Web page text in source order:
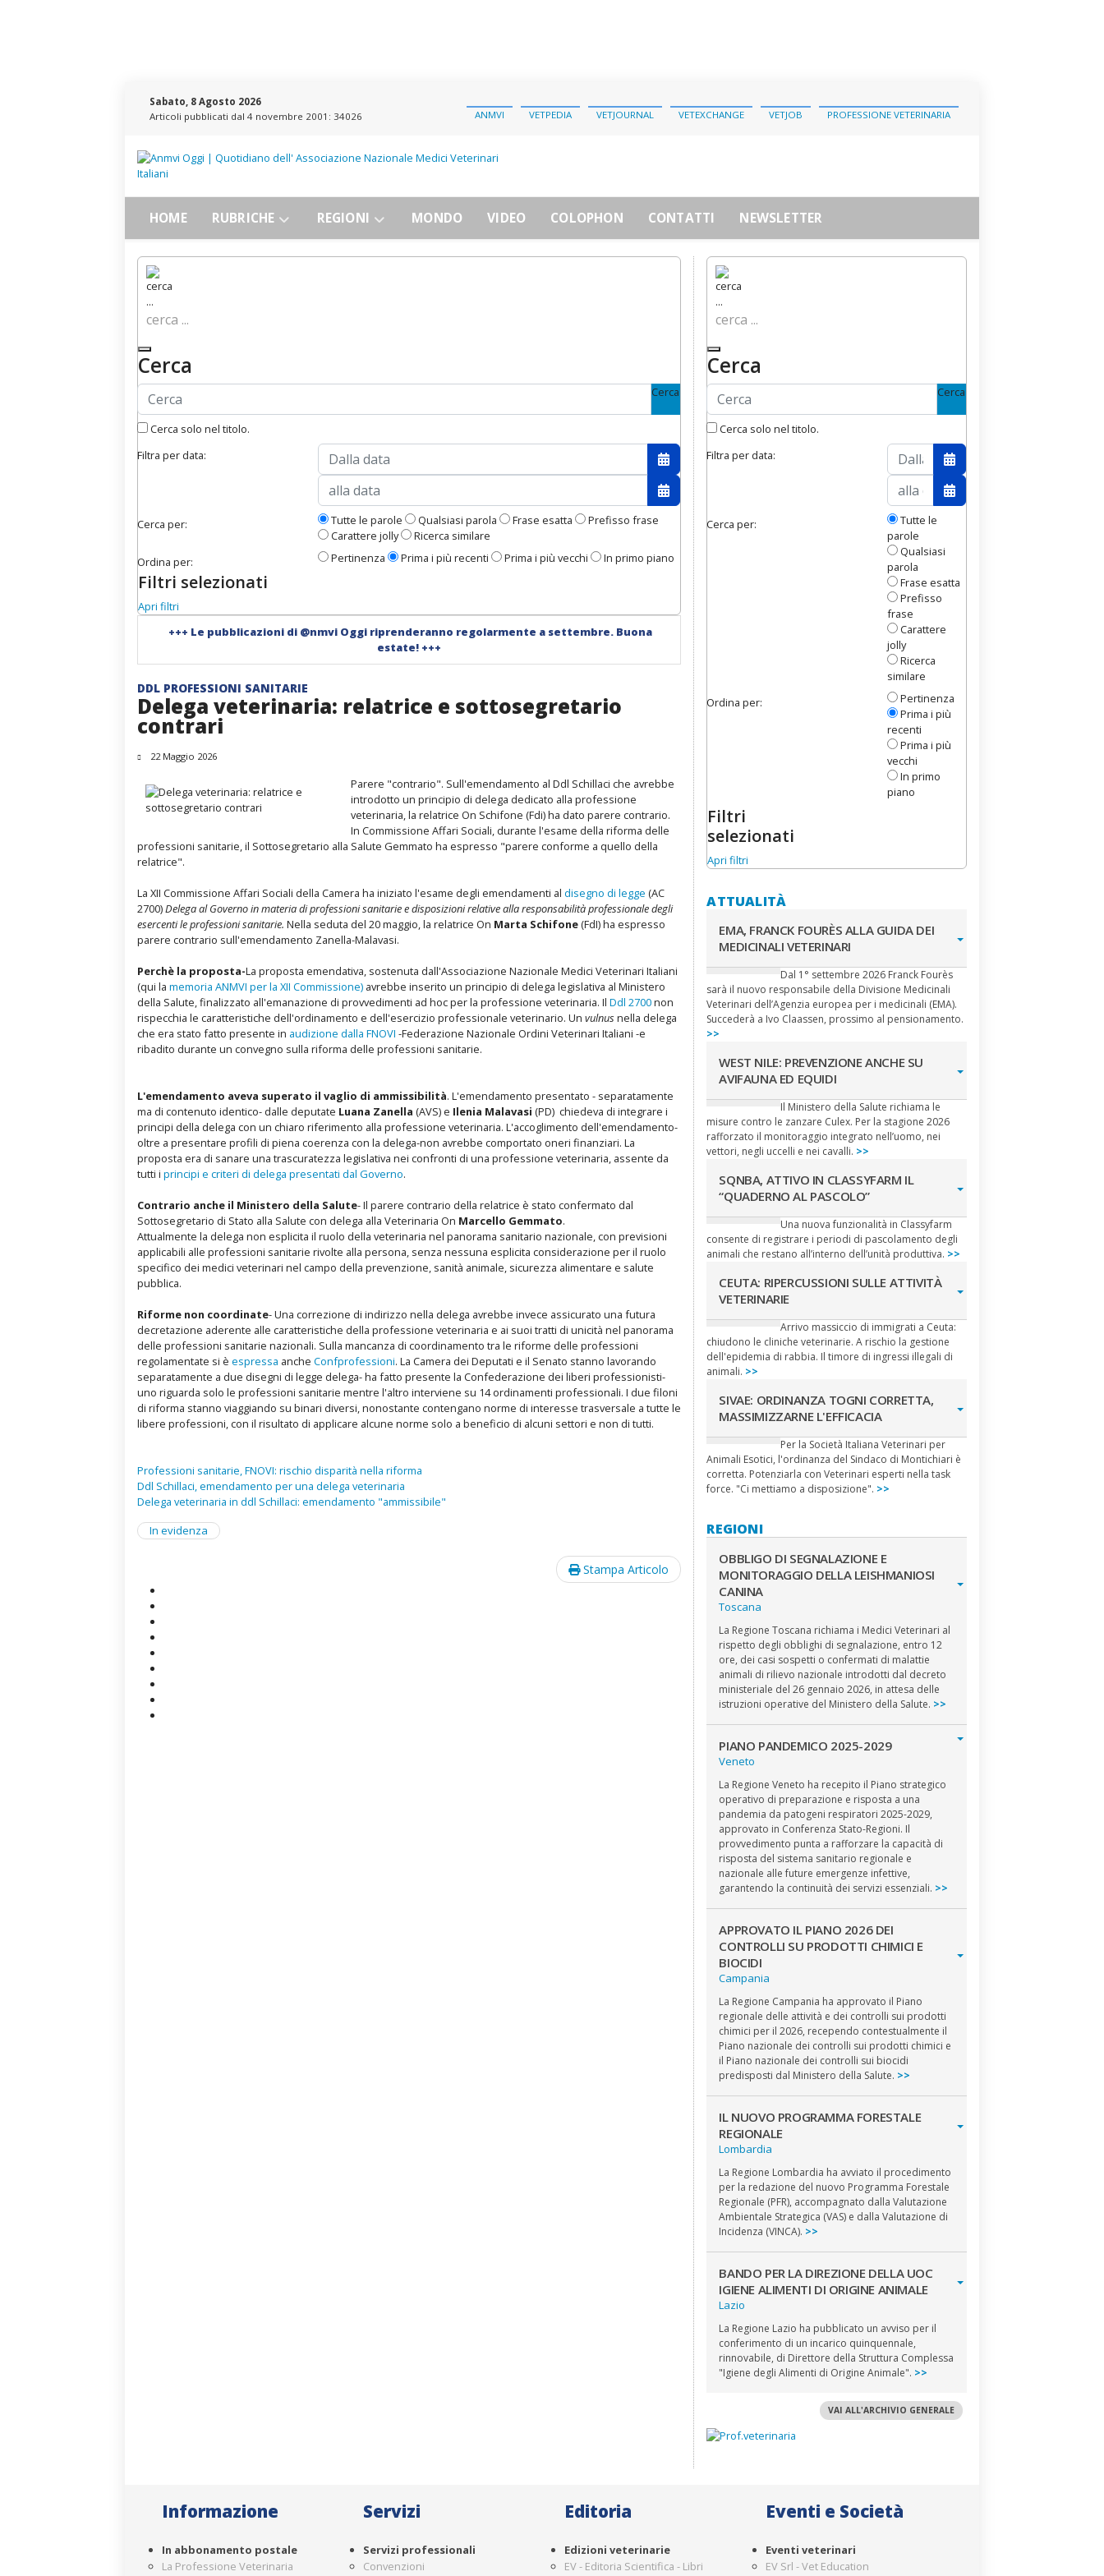
Sabato, 8 Agosto 2026
Articoli pubblicati dal 4 novembre 2001: 34026 PROFESSIONE VETERINARIA
VETJOB
VETEXCHANGE
VETJOURNAL
VETPEDIA
ANMVI
HOME RUBRICHE REGIONI MONDO VIDEO COLOPHON CONTATTI NEWSLETTER
cerca ...
Cerca
Cerca
Cerca solo nel titolo.
Filtra per data:
Apri il calendario
Apri il calendario
Cerca per: Tutte le parole Qualsiasi parola Frase esatta
Prefisso frase
Carattere jolly
Ricerca similare
Ordina per:
Pertinenza Prima i più recenti Prima i più vecchi In primo piano
Filtri selezionati
Apri filtri
+++ Le pubblicazioni di @nmvi Oggi riprenderanno regolarmente a settembre. Buona
estate! +++
DDL PROFESSIONI SANITARIE
Delega veterinaria: relatrice e sottosegretario
contrari
22 Maggio 2026
Parere "contrario". Sull'emendamento al Ddl Schillaci che avrebbe
introdotto un principio di delega dedicato alla professione
veterinaria, la relatrice On Schifone (Fdi) ha dato parere contrario.
In Commissione Affari Sociali, durante l'esame della riforma delle
professioni sanitarie, il Sottosegretario alla Salute Gemmato ha espresso "parere conforme a quello della
relatrice".
La XII Commissione Affari Sociali della Camera ha iniziato l'esame degli emendamenti al disegno di legge (AC
2700)Delega al Governo in materia di professioni sanitarie e disposizioni relative alla responsabilità professionale degli
esercenti le professioni sanitarie. Nella seduta del 20 maggio, la relatrice On Marta Schifone (FdI) ha espresso
parere contrario sull'emendamento Zanella-Malavasi.
Perchè la proposta-La proposta emendativa, sostenuta dall'Associazione Nazionale Medici Veterinari Italiani
(qui la memoria ANMVI per la XII Commissione) avrebbe inserito un principio di delega legislativa al Ministero
della Salute, finalizzato all'emanazione di provvedimenti ad hoc per la professione veterinaria. Il Ddl 2700non
rispecchia le caratteristiche dell'ordinamento e dell'esercizio professionale veterinario. Un vulnus nella delega
che era stato fatto presente in audizione dalla FNOVI -Federazione Nazionale Ordini Veterinari Italiani -e
ribadito durante un convegno sulla riforma delle professioni sanitarie.
L'emendamento aveva superato il vaglio di ammissibilità. L'emendamento presentato - separatamente
ma di contenuto identico- dalle deputate Luana Zanella (AVS) e Ilenia Malavasi (PD) chiedeva di integrare i
principi della delega con un chiaro riferimento alla professione veterinaria. L'accoglimento dell'emendamento-
oltre a presentare profili di piena coerenza con la delega-non avrebbe comportato oneri finanziari. La
proposta era di sanare una trascuratezza legislativa nei confronti di una professione veterinaria, assente da
tutti i principi e criteri di delega presentati dal Governo.
Contrario anche il Ministero della Salute- Il parere contrario della relatrice è stato confermato dal
Sottosegretario di Stato alla Salute con delega alla Veterinaria On Marcello Gemmato.
Attualmente la delega non esplicita il ruolo della veterinaria nel panorama sanitario nazionale, con previsioni
applicabili alle professioni sanitarie rivolte alla persona, senza nessuna esplicita considerazione per il ruolo
specifico dei medici veterinari nel campo della prevenzione, sanità animale, sicurezza alimentare e salute
pubblica.
Riforme non coordinate- Una correzione di indirizzo nella delega avrebbe invece assicurato una futura
decretazione aderente alle caratteristiche della professione veterinaria e ai suoi tratti di unicità nel panorama
delle professioni sanitarie nazionali. Sulla mancanza di coordinamento tra le riforme delle professioni
regolamentate si è espressa anche Confprofessioni. La Camera dei Deputati e il Senato stanno lavorando
separatamente a due disegni di legge delega- ha fatto presente la Confederazione dei liberi professionisti-
uno riguarda solo le professioni sanitarie mentre l'altro interviene su 14 ordinamenti professionali. I due filoni
di riforma stanno viaggiando su binari diversi, nonostante contengano norme di interesse trasversale a tutte le
libere professioni, con il risultato di applicare alcune norme solo a beneficio di alcuni settori e non di tutti.
Professioni sanitarie, FNOVI: rischio disparità nella riforma
Ddl Schillaci, emendamento per una delega veterinaria
Delega veterinaria in ddl Schillaci: emendamento "ammissibile"
In evidenza
Stampa Articolo
cerca ...
Cerca
Cerca
Cerca solo nel titolo.
Filtra per data:
Apri il calendario
Apri il calendario
Cerca per:
Tutte le
parole
Qualsiasi
parola
Frase esatta
Prefisso
frase
Carattere
jolly
Ricerca
similare
Ordina per:
Pertinenza
Prima i più
recenti
Prima i più
vecchi
In primo
piano
Filtri
selezionati
Apri filtri
ATTUALITÀ
EMA, FRANCK FOURÈS ALLA GUIDA DEI
MEDICINALI VETERINARI
Dal 1° settembre 2026 Franck Fourès
sarà il nuovo responsabile della Divisione Medicinali
Veterinari dell’Agenzia europea per i medicinali (EMA).
Succederà a Ivo Claassen, prossimo al pensionamento.
>>
WEST NILE: PREVENZIONE ANCHE SU
AVIFAUNA ED EQUIDI
Il Ministero della Salute richiama le
misure contro le zanzare Culex. Per la stagione 2026
rafforzato il monitoraggio integrato nell’uomo, nei
vettori, negli uccelli e nei cavalli. >>
SQNBA, ATTIVO IN CLASSYFARM IL
“QUADERNO AL PASCOLO”
Una nuova funzionalità in Classyfarm
consente di registrare i periodi di pascolamento degli
animali che restano all’interno dell’unità produttiva. >>
CEUTA: RIPERCUSSIONI SULLE ATTIVITÀ
VETERINARIE
Arrivo massiccio di immigrati a Ceuta:
chiudono le cliniche veterinarie. A rischio la gestione
dell'epidemia di rabbia. Il timore di ingressi illegali di
animali. >>
SIVAE: ORDINANZA TOGNI CORRETTA,
MASSIMIZZARNE L'EFFICACIA
Per la Società Italiana Veterinari per
Animali Esotici, l'ordinanza del Sindaco di Montichiari è
corretta. Potenziarla con Veterinari esperti nella task
force. "Ci mettiamo a disposizione". >>
REGIONI
OBBLIGO DI SEGNALAZIONE E
MONITORAGGIO DELLA LEISHMANIOSI
CANINA
Toscana
La Regione Toscana richiama i Medici Veterinari al
rispetto degli obblighi di segnalazione, entro 12
ore, dei casi sospetti o confermati di malattie
animali di rilievo nazionale introdotti dal decreto
ministeriale del 26 gennaio 2026, in attesa delle
istruzioni operative del Ministero della Salute. >>
PIANO PANDEMICO 2025-2029
Veneto
La Regione Veneto ha recepito il Piano strategico
operativo di preparazione e risposta a una
pandemia da patogeni respiratori 2025-2029,
approvato in Conferenza Stato-Regioni. Il
provvedimento punta a rafforzare la capacità di
risposta del sistema sanitario regionale e
nazionale alle future emergenze infettive,
garantendo la continuità dei servizi essenziali. >>
APPROVATO IL PIANO 2026 DEI
CONTROLLI SU PRODOTTI CHIMICI E
BIOCIDI
Campania
La Regione Campania ha approvato il Piano
regionale delle attività e dei controlli sui prodotti
chimici per il 2026, recependo contestualmente il
Piano nazionale dei controlli sui prodotti chimici e
il Piano nazionale dei controlli sui biocidi
predisposti dal Ministero della Salute. >>
IL NUOVO PROGRAMMA FORESTALE
REGIONALE
Lombardia
La Regione Lombardia ha avviato il procedimento
per la redazione del nuovo Programma Forestale
Regionale (PFR), accompagnato dalla Valutazione
Ambientale Strategica (VAS) e dalla Valutazione di
Incidenza (VINCA). >>
BANDO PER LA DIREZIONE DELLA UOC
IGIENE ALIMENTI DI ORIGINE ANIMALE
Lazio
La Regione Lazio ha pubblicato un avviso per il
conferimento di un incarico quinquennale,
rinnovabile, di Direttore della Struttura Complessa
"Igiene degli Alimenti di Origine Animale". >>
VAI ALL'ARCHIVIO GENERALE
Informazione
In abbonamento postale
La Professione Veterinaria
Servizi
Servizi professionali
Convenzioni
Editoria
Edizioni veterinarie
EV - Editoria Scientifica - Libri
Eventi e Società
Eventi veterinari
EV Srl - Vet Education